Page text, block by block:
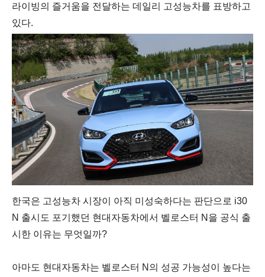
라이빙의 즐거움을 전달하는 데일리 고성능차를 표방하고
있다.
한국은 고성능차 시장이 아직 미성숙하다는 판단으로 i30
N 출시도 포기했던 현대자동차에서 벨로스터 N을 공식 출
시한 이유는 무엇일까?
아마도 현대자동차는 벨로스터 N의 성공 가능성이 높다는